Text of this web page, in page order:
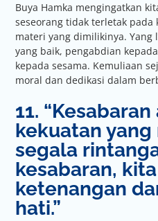
Buya Hamka mengingatkan
seseorang tidak terletak pada
materi yang dimilikinya.
yang baik, pengabdian
kepada sesama. Kemuliaan
moral dan dedikasi dalam
11.
kekuatan
segala
kesabaran,
ketenangan
hati.”